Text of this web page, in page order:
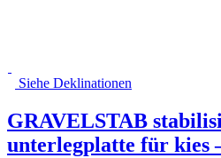
Siehe Deklinationen
GRAVELSTAB
unterlegplatte für kies